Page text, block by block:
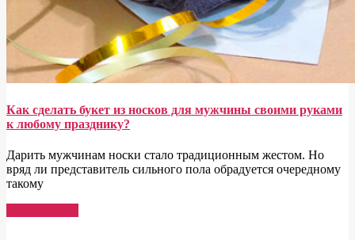
Как сделать букет из носков для мужчины своими руками
к любому празднику?
Дарить мужчинам носки стало традиционным жестом. Но
вряд ли представитель сильного пола обрадуется очередному
такому